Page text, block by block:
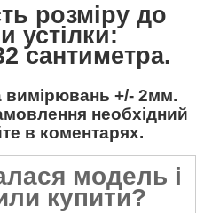
розміру до
устілки:
сантиметра.
+/- 2мм.
необхідний
в коментарях.
модель і
купити?